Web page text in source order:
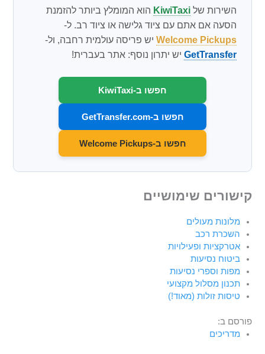
השירות שלKiwiTaxi הוא המומלץ ביותר להזמנת
הסעה אם אתם עם ציוד גלישה או ציוד רב. ל-
Welcome Pickups יש פריסה עולמית רחבה, ול-
GetTransfer יש יתרון נוסף: אתר בעברית!
חפשו ב-KiwiTaxi
חפשו ב-GetTransfer.com
חפשו ב-Welcome Pickups
קישורים שימושיים
מלונות מעולים
השכרת רכב
אטרקציות ופעילויות
ביטוח נסיעות
מפות וספרי נסיעות
תכנון מסלול מקצועי
טיסות זולות (מאוד!)
פורסם ב:
מדריכים